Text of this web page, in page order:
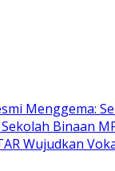
Menggema:
Binaan
Wujudkan